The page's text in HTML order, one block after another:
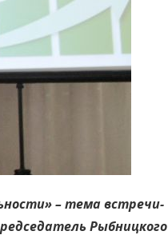
– тема встречи-
Рыбницкого